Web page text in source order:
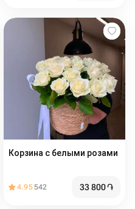
Корзина с белыми розами
4.95542 33 800֏